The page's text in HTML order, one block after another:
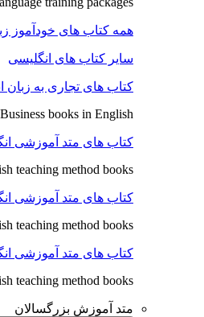
همه کتاب های خودآموز
سایر کتاب های انگلیسی
کتاب های تجاری به زبان
Business books in English
کتاب های متد آموزشی
teaching method books
کتاب های متد آموزشی
teaching method books
کتاب های متد آموزشی
teaching method books
متد آموزش بزرگسالان